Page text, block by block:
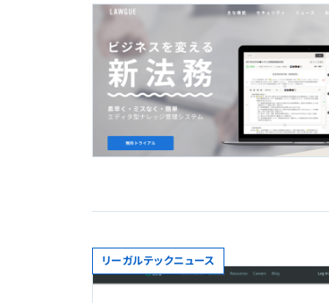
リーガルテックニュース